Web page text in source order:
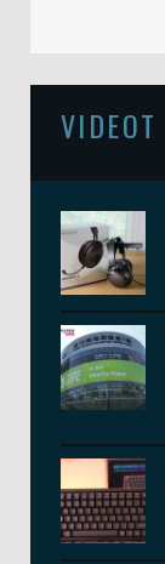
VIDEOT